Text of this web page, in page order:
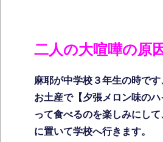
二人の大喧嘩の原
麻耶が中学校３年生の時で
お土産で【夕張メロン味の
って食べるのを楽しみにし
に置いて学校へ行きます。